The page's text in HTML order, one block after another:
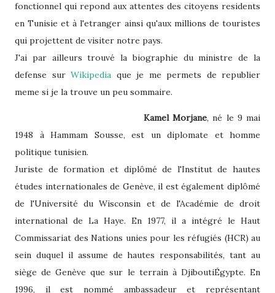
fonctionnel qui repond aux attentes des citoyens residents
en Tunisie et à l'etranger ainsi qu'aux millions de touristes
qui projettent de visiter notre pays.
J'ai par ailleurs trouvé la biographie du ministre de la
defense sur Wikipedia que je me permets de republier
meme si je la trouve un peu sommaire.
Kamel Morjane, né le 9 mai
1948 à Hammam Sousse, est un diplomate et homme
politique tunisien.
Juriste de formation et diplômé de l'Institut de hautes
études internationales de Genève, il est également diplômé
de l'Université du Wisconsin et de l'Académie de droit
international de La Haye. En 1977, il a intégré le Haut
Commissariat des Nations unies pour les réfugiés (HCR) au
sein duquel il assume de hautes responsabilités, tant au
siège de Genève que sur le terrain à DjiboutiÉgypte. En
1996, il est nommé ambassadeur et représentant